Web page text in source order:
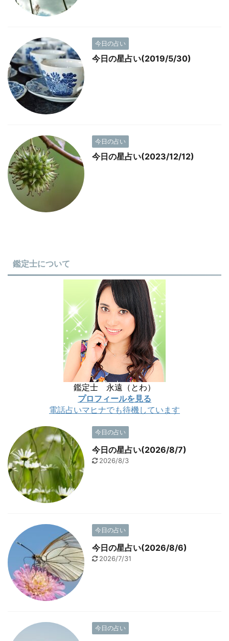
今日の占い
今日の星占い(2019/5/30)
今日の占い
今日の星占い(2023/12/12)
鑑定士について
鑑定士 永遠（とわ）
プロフィールを見る
電話占いマヒナでも待機しています
今日の占い
今日の星占い(2026/8/7)
2026/8/3
今日の占い
今日の星占い(2026/8/6)
2026/7/31
今日の占い